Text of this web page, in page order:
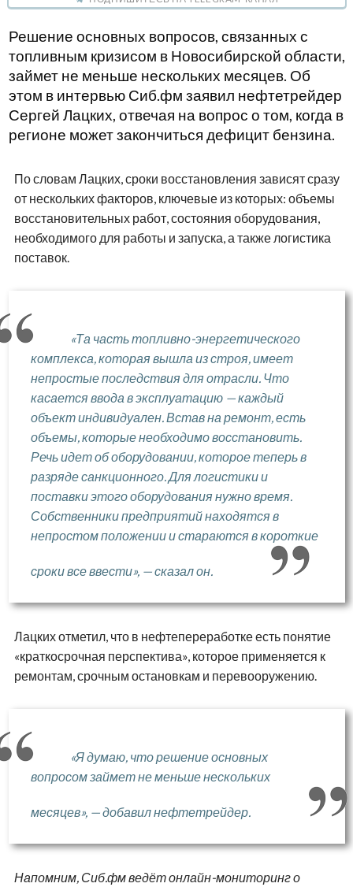
Решение основных вопросов, связанных с
топливным кризисом в Новосибирской области,
займет не меньше нескольких месяцев. Об
этом в интервью Сиб.фм заявил нефтетрейдер
Сергей Лацких, отвечая на вопрос о том, когда в
регионе может закончиться дефицит бензина.
По словам Лацких, сроки восстановления зависят сразу
от нескольких факторов, ключевые из которых: объемы
восстановительных работ, состояния оборудования,
необходимого для работы и запуска, а также логистика
поставок.
«Та часть топливно-энергетического
комплекса, которая вышла из строя, имеет
непростые последствия для отрасли. Что
касается ввода в эксплуатацию — каждый
объект индивидуален. Встав на ремонт, есть
объемы, которые необходимо восстановить.
Речь идет об оборудовании, которое теперь в
разряде санкционного. Для логистики и
поставки этого оборудования нужно время.
Собственники предприятий находятся в
непростом положении и стараются в короткие
сроки все ввести», — сказал он.
Лацких отметил, что в нефтепереработке есть понятие
«краткосрочная перспектива», которое применяется к
ремонтам, срочным остановкам и перевооружению.
«Я думаю, что решение основных
вопросом займет не меньше нескольких
месяцев», — добавил нефтетрейдер.
Напомним, Сиб.фм ведёт онлайн-мониторинг о